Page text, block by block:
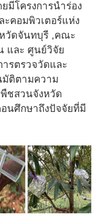
มีโครงการนำร่อง
คอมพิวเตอร์แห่ง
วัดจันทบุรี ,คณะ
และ ศูนย์วิจัย
ารตรวจวัดและ
มัติตามความ
ชสวนจังหวัด
นศึกษาถึงปัจจัยที่มี